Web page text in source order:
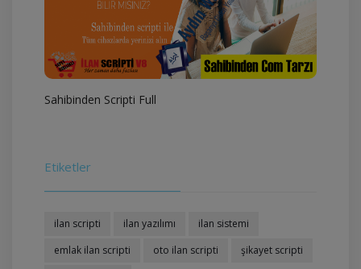
Sahibinden Scripti Full
Etiketler
ilan scripti ilan yazılımı
ilan sistemi
emlak ilan scripti
oto ilan scripti
şikayet scripti